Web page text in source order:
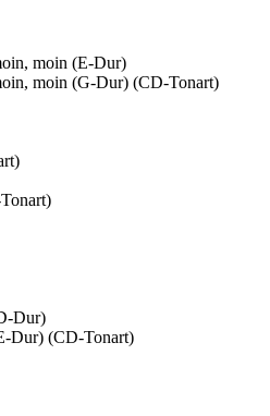
moin (E-Dur)
moin (G-Dur) (CD-Tonart)
Dur)
Dur) (CD-Tonart)